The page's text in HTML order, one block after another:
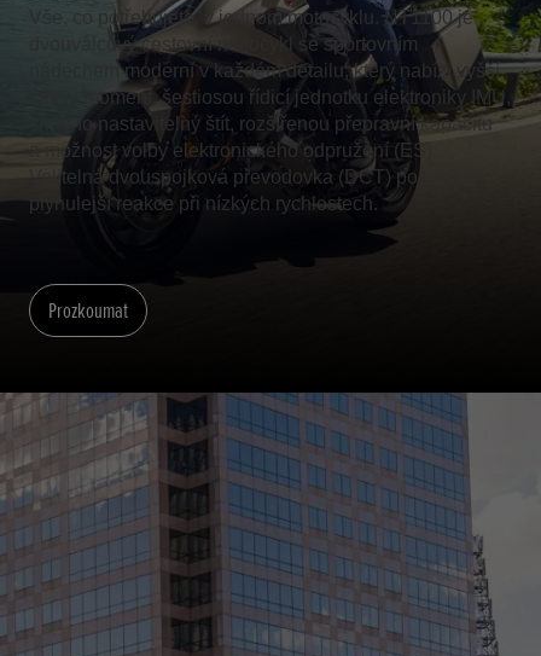
Vše, co potřebujete, v jednom motocyklu. NT1100 je
dvouválcový cestovní motocykl se sportovním
nádechem moderní v každém detailu, který nabízí vyšší
točivý moment, šestiosou řídicí jednotku elektroniky IMU,
snadno nastavitelný štít, rozšířenou přepravní kapacitu
a možnost volby elektronického odpružení (ES).
Volitelná dvouspojková převodovka (DCT) poskytuje
plynulejší reakce při nízkých rychlostech.
Prozkoumat